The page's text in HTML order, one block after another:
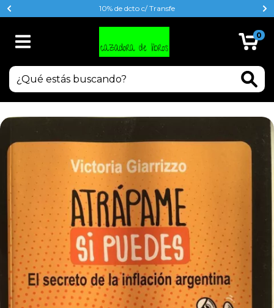
10% de dcto c/ Transfe
0